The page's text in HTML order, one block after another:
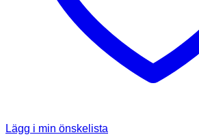
Lägg i min önskelista